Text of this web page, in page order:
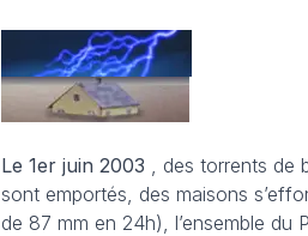
Le 1er juin 2003 , des torrents de
sont emportés, des maisons
de 87 mm en 24h), l’ensemble du